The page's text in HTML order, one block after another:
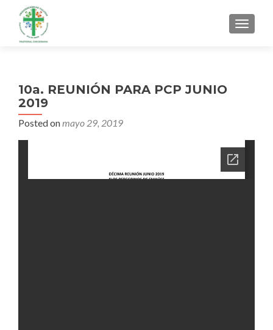
MENU
10a. REUNIÓN PARA PCP JUNIO
2019
Posted onmayo 29, 2019